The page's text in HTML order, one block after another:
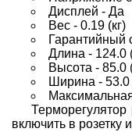
Дисплей - Да
Вес - 0.19 (кг)
Гарантийный
Длина - 124.0
Высота - 85.0
Ширина -
Терморегулятор
включить в